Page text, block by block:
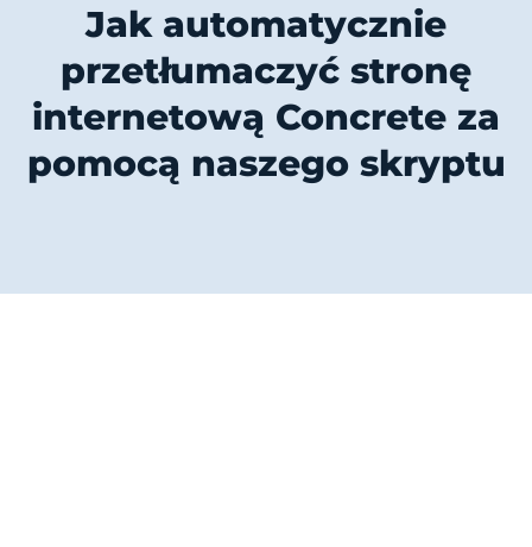
Jak automatycznie
przetłumaczyć stronę
internetową Concrete za
pomocą naszego skryptu